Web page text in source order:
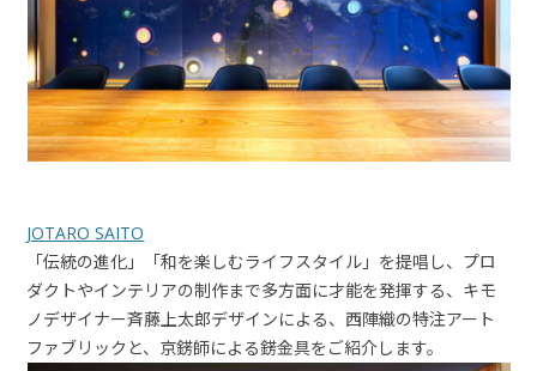
JOTARO SAITO
「伝統の進化」「和を楽しむライフスタイル」を提唱し、プロ
ダクトやインテリアの制作まで多方面に才能を発揮する、キモ
ノデザイナー斉藤上太郎デザインによる、西陣織の特注アート
ファブリックと、京錺師による錺金具をご紹介します。